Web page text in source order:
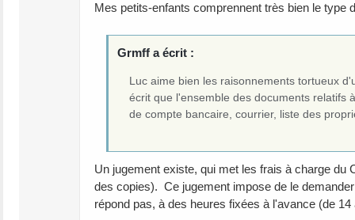
Mes petits-enfants comprennent très bien le type
Grmff a écrit :
Luc aime bien les raisonnements tortueux
écrit que l'ensemble des documents relatifs
de compte bancaire, courrier, liste des
Un jugement existe, qui met les frais à charge du
des copies). Ce jugement impose de le
répond pas, à des heures fixées à l'avance (de